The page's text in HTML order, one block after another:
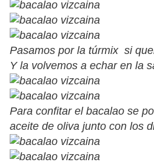
Pasamos por la túrmix si
Y la volvemos a echar en la
Para confitar el bacalao se
aceite de oliva junto con los